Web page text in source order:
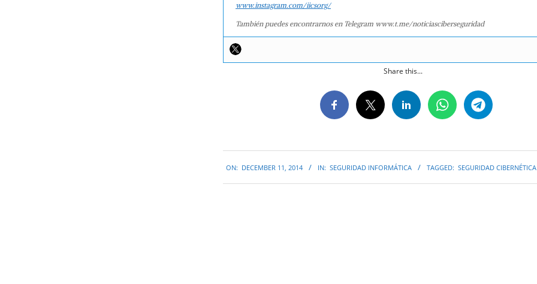
www.instagram.com/iicsorg/
También puedes encontrarnos en Telegram www.t.me/noticiasciberseguridad
Share this...
12-
11
ON: DECEMBER 11, 2014 IN: SEGURIDAD INFORMÁTICA TAGGED: SEGURIDAD CIBERNÉTICA